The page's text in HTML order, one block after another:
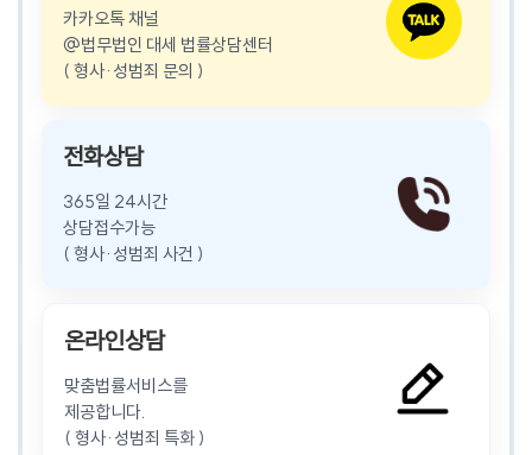
카카오톡 채널
@법무법인 대세 법률상담센터
( 형사·성범죄 문의 )
전화상담
365일 24시간
상담접수가능
( 형사·성범죄 사건 )
온라인상담
맞춤법률서비스를
제공합니다.
( 형사·성범죄 특화 )